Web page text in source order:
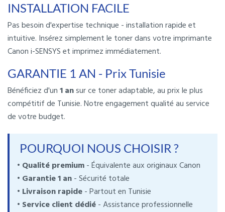
INSTALLATION FACILE
Pas besoin d'expertise technique - installation rapide et
intuitive. Insérez simplement le toner dans votre imprimante
Canon i-SENSYS et imprimez immédiatement.
GARANTIE 1 AN - Prix Tunisie
Bénéficiez d'un1 ansur ce toner adaptable, au prix le plus
compétitif de Tunisie. Notre engagement qualité au service
de votre budget.
POURQUOI NOUS CHOISIR ?
• Qualité premium- Équivalente aux originaux Canon
• Garantie 1 an- Sécurité totale
• Livraison rapide- Partout en Tunisie
• Service client dédié- Assistance professionnelle